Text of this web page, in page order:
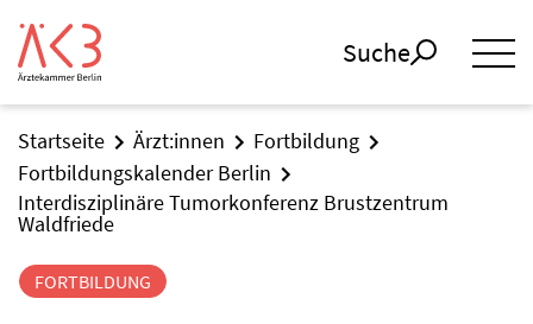
Suche
Startseite Ärzt:innen
Fortbildung
Fortbildungskalender Berlin
Interdisziplinäre Tumorkonferenz Brustzentrum
Waldfriede
FORTBILDUNG